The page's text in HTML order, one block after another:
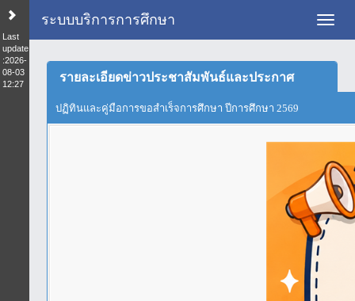
Last
update
:2026-
08-03
12:27
ระบบบริการการศึกษา
รายละเอียดข่าวประชาสัมพันธ์และประกาศ
ปฏิทินและคู่มือการขอสำเร็จการศึกษา ปีการศึกษา 2569